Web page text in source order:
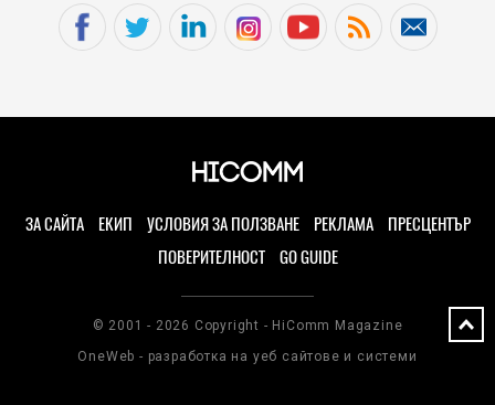
ЗА САЙТА ЕКИП УСЛОВИЯ ЗА ПОЛЗВАНЕ РЕКЛАМА
ПРЕСЦЕНТЪР
ПОВЕРИТЕЛНОСТ
GO GUIDE
© 2001 - 2026 Copyright - HiComm Magazine
OneWeb - разработка на уеб сайтове и системи